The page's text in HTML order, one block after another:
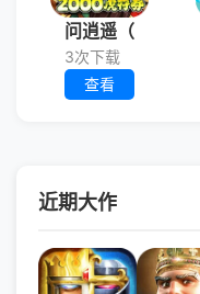
问逍遥（
3次下载
查看
近期大作